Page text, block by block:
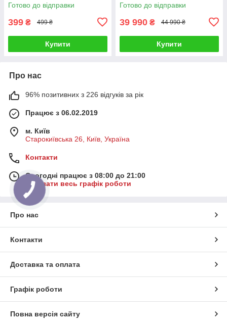
Готово до відправки
399 ₴ 499 ₴
Купити
Готово до відправки
39 990 ₴ 44 990 ₴
Купити
Про нас
96% позитивних з 226 відгуків за рік
Працює з 06.02.2019
м. Київ
Старокиївська 26, Київ, Україна
Контакти
Сьогодні працює з 08:00 до 21:00
Показати весь графік роботи
Про нас
Контакти
Доставка та оплата
Графік роботи
Повна версія сайту